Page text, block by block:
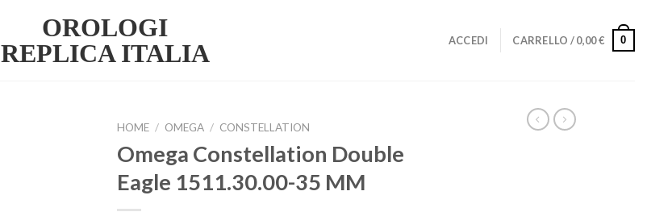
OROLOGI
REPLICA ITALIA
ACCEDI CARRELLO /0,00€ 0
HOME / OMEGA / CONSTELLATION
Omega Constellation Double
Eagle 1511.30.00-35 MM